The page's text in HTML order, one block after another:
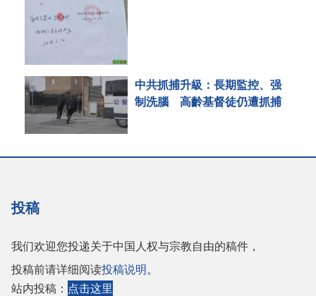
中共抓捕升級：長期監控、强
制洗腦 高齡基督徒仍遭抓捕
投稿
我们欢迎您投递关于中国人权与宗教自由的稿件，
投稿前请详细阅读投稿说明。
站内投稿： 点击这里